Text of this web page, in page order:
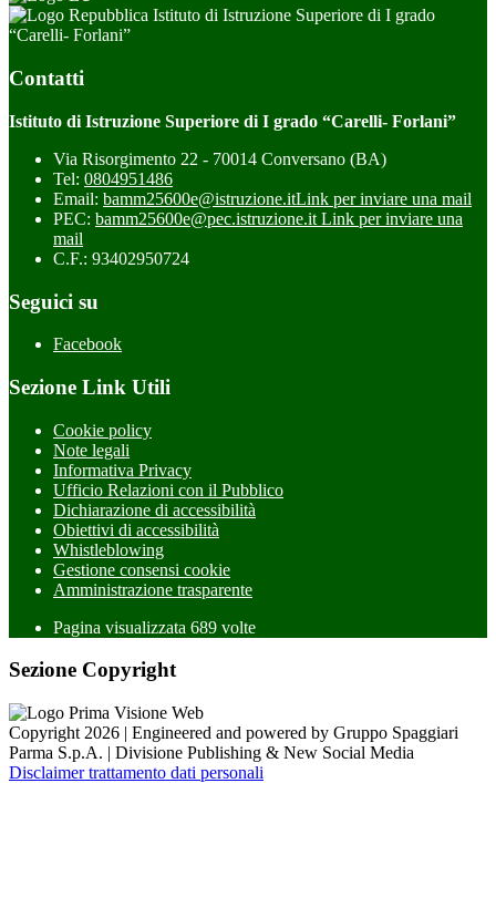
Istituto di Istruzione Superiore di I grado
“Carelli- Forlani”
Contatti
Istituto di Istruzione Superiore di I grado “Carelli- Forlani”
Via Risorgimento 22 - 70014 Conversano (BA)
Tel: 0804951486
Email: bamm25600e@istruzione.itLink per inviare una mail
PEC: bamm25600e@pec.istruzione.it Link per inviare una
mail
C.F.: 93402950724
Seguici su
Facebook
Sezione Link Utili
Cookie policy
Note legali
Informativa Privacy
Ufficio Relazioni con il Pubblico
Dichiarazione di accessibilità
Obiettivi di accessibilità
Whistleblowing
Gestione consensi cookie
Amministrazione trasparente
Pagina visualizzata 689 volte
Sezione Copyright
Copyright 2026 | Engineered and powered by Gruppo Spaggiari
Parma S.p.A. | Divisione Publishing & New Social Media
Disclaimer trattamento dati personali